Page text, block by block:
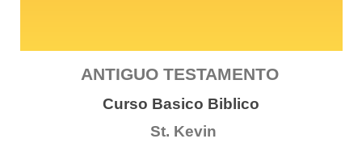
ANTIGUO TESTAMENTO
Curso Basico Biblico
St. Kevin